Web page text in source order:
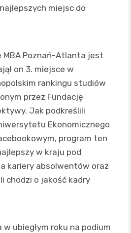
miejsc do
MBA Poznań-Atlanta jest
on 3. miejsce w
rankingu studiów
przez Fundację
Jak podkreślili
Ekonomicznego
program ten
w kraju pod
kariery absolwentów oraz
chodzi o jakość kadry
ubiegłym roku na podium